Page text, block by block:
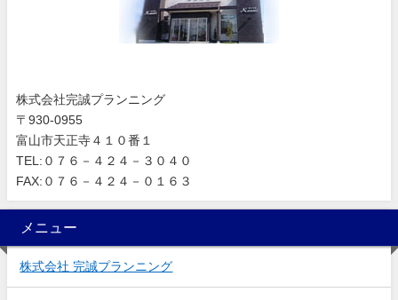
株式会社完誠プランニング
〒930-0955
富山市天正寺４１０番１
TEL:０７６－４２４－３０４０
FAX:０７６－４２４－０１６３
メニュー
株式会社 完誠プランニング